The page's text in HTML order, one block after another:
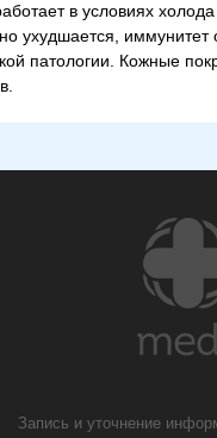
в условиях
ухудшается, иммунитет
патологии. Кожные
Запись и уточнение